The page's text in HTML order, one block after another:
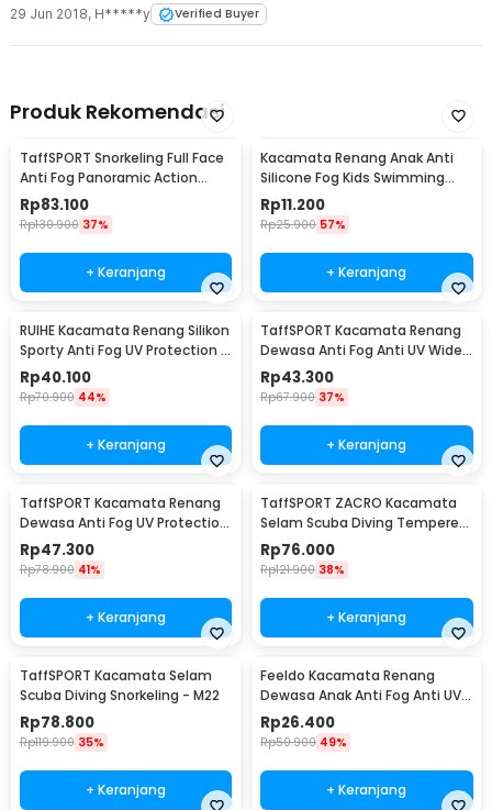
29 Jun 2018, H*****y Verified Buyer
Produk Rekomendasi
TaffSPORT Snorkeling Full Face
Anti Fog Panoramic Action
Cam L/XL - M2068G
Rp83.100
Rp130.900 37%
+ Keranjang
Kacamata Renang Anak Anti
Silicone Fog Kids Swimming
Goggles - EE243
Rp11.200
Rp25.900 57%
+ Keranjang
RUIHE Kacamata Renang Silikon
Sporty Anti Fog UV Protection -
RH5310E
Rp40.100
Rp70.900 44%
+ Keranjang
TaffSPORT Kacamata Renang
Dewasa Anti Fog Anti UV Wide
Vision Earplug - A380
Rp43.300
Rp67.900 37%
+ Keranjang
TaffSPORT Kacamata Renang
Dewasa Anti Fog UV Protection
- GOG-3550
Rp47.300
Rp78.900 41%
+ Keranjang
TaffSPORT ZACRO Kacamata
Selam Scuba Diving Tempered
Glass - 502
Rp76.000
Rp121.900 38%
+ Keranjang
TaffSPORT Kacamata Selam
Scuba Diving Snorkeling - M22
Rp78.800
Rp119.900 35%
+ Keranjang
Feeldo Kacamata Renang
Dewasa Anak Anti Fog Anti UV
Strap Adjustable - TL100
Rp26.400
Rp50.900 49%
+ Keranjang